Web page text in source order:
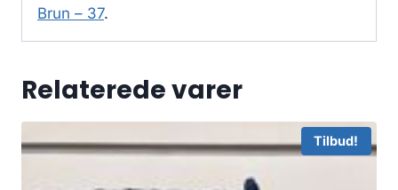
Brun – 37.
Relaterede varer
Tilbud!